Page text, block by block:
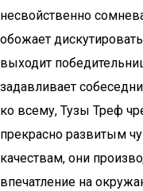
несвойственно
обожает
выходит
задавливает
ко всему, Тузы Треф
прекрасно развитым
качествам, они
впечатление на